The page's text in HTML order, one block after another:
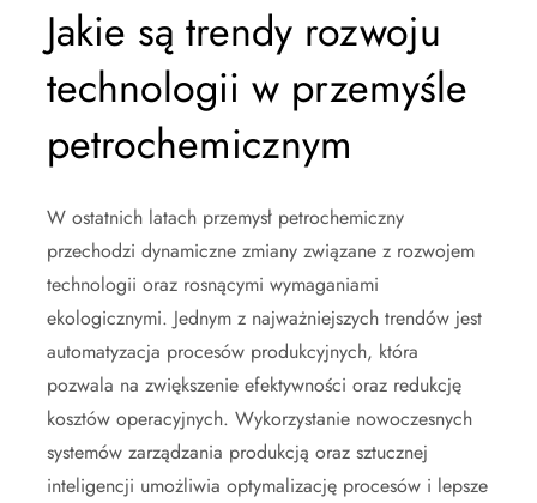
Jakie są trendy rozwoju
technologii w przemyśle
petrochemicznym
W ostatnich latach przemysł petrochemiczny
przechodzi dynamiczne zmiany związane z rozwojem
technologii oraz rosnącymi wymaganiami
ekologicznymi. Jednym z najważniejszych trendów jest
automatyzacja procesów produkcyjnych, która
pozwala na zwiększenie efektywności oraz redukcję
kosztów operacyjnych. Wykorzystanie nowoczesnych
systemów zarządzania produkcją oraz sztucznej
inteligencji umożliwia optymalizację procesów i lepsze